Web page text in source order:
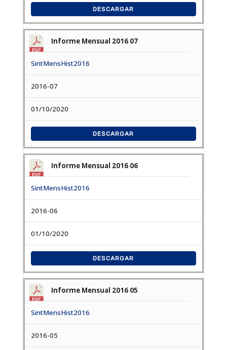
DESCARGAR
Informe Mensual 2016 07
SintMensHist2016
2016-07
01/10/2020
DESCARGAR
Informe Mensual 2016 06
SintMensHist2016
2016-06
01/10/2020
DESCARGAR
Informe Mensual 2016 05
SintMensHist2016
2016-05